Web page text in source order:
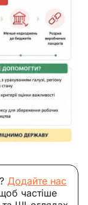
Додайте нас
частіше